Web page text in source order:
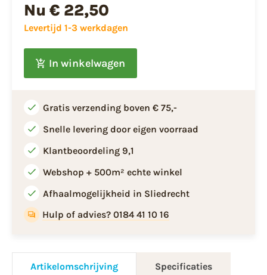
Nu € 22,50
Levertijd 1-3 werkdagen
In winkelwagen
Gratis verzending boven € 75,-
Snelle levering door eigen voorraad
Klantbeoordeling 9,1
Webshop + 500m² echte winkel
Afhaalmogelijkheid in Sliedrecht
Hulp of advies? 0184 41 10 16
Artikelomschrijving Specificaties